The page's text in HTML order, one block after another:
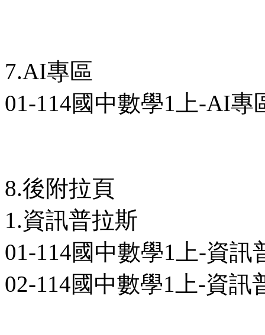
7.AI專區
01-114國中數學1上-AI專
8.後附拉頁
1.資訊普拉斯
01-114國中數學1上-資訊
02-114國中數學1上-資訊